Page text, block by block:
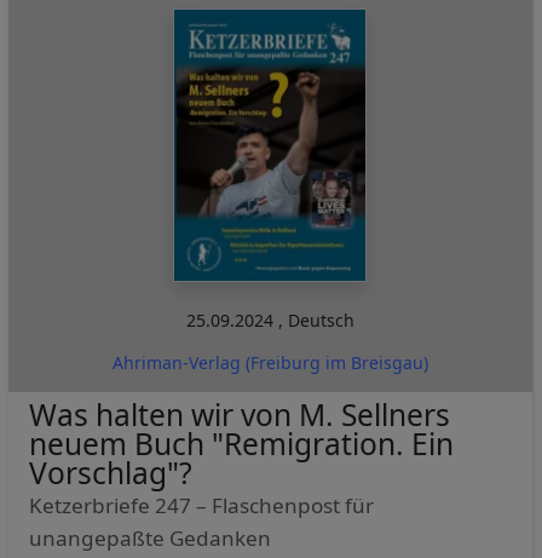
25.09.2024 , Deutsch
Ahriman-Verlag (Freiburg im Breisgau)
Was halten wir von M. Sellners
neuem Buch "Remigration. Ein
Vorschlag"?
Ketzerbriefe 247 – Flaschenpost für
unangepaßte Gedanken